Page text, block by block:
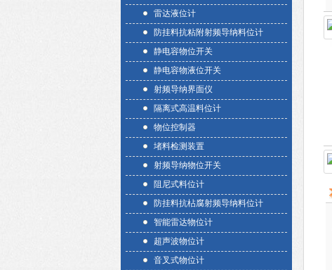
雷达液位计
防挂料抗粘附射频导纳料位计
静电容物位开关
静电容物液位开关
射频导纳界面仪
隔离式高温料位计
物位控制器
堵料检测装置
射频导纳物位开关
阻尼式料位计
防挂料抗枮腐射频导纳料位计
智能雷达物位计
超声波物位计
音叉式物位计